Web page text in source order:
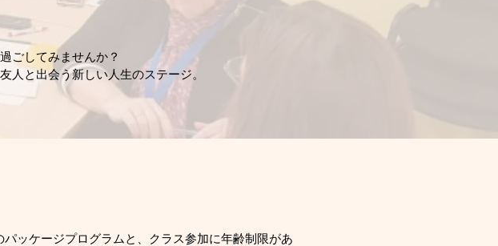
ごしてみませんか？
人と出会う新しい人生のステージ。
ッケージプログラムと、クラス参加に年齢制限があ